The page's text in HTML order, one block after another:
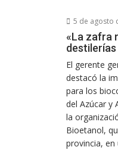
5 de agosto
«La zafra
El gerente
destacó la
para los
del Azúcar y
la
Bioetanol,
provincia,